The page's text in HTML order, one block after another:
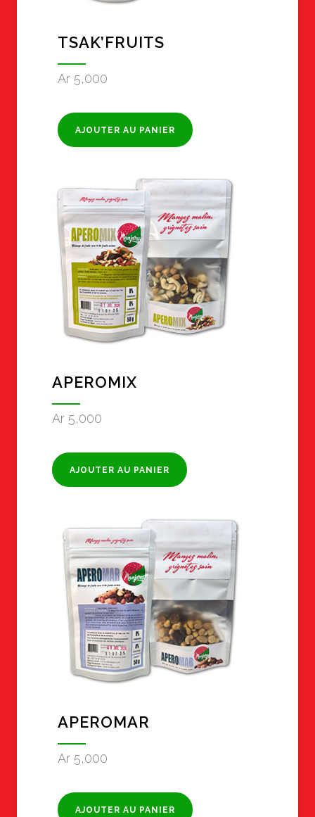
TSAK’FRUITS
Ar 5,000
AJOUTER AU PANIER
APEROMIX
Ar 5,000
AJOUTER AU PANIER
APEROMAR
Ar 5,000
AJOUTER AU PANIER